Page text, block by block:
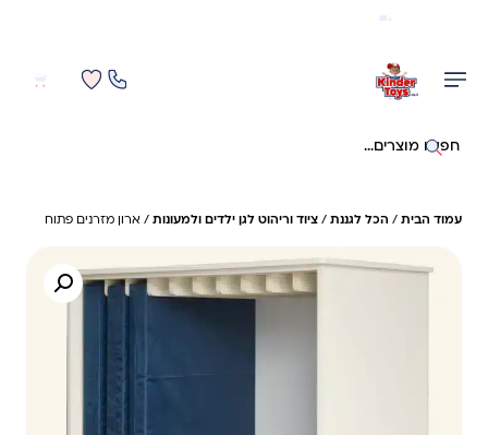
חיפוש באתר
עמוד הבית / הכל לגננת / ציוד וריהוט לגן ילדים ולמעונות / ארון מזרנים פתוח